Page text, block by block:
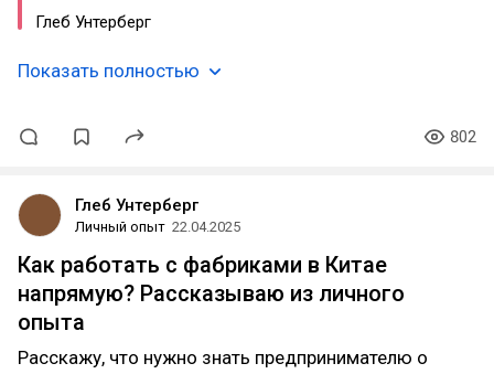
Глеб Унтерберг
Показать полностью
802
Глеб Унтерберг
Личный опыт 22.04.2025
Как работать с фабриками в Китае
напрямую? Рассказываю из личного
опыта
Расскажу, что нужно знать предпринимателю о